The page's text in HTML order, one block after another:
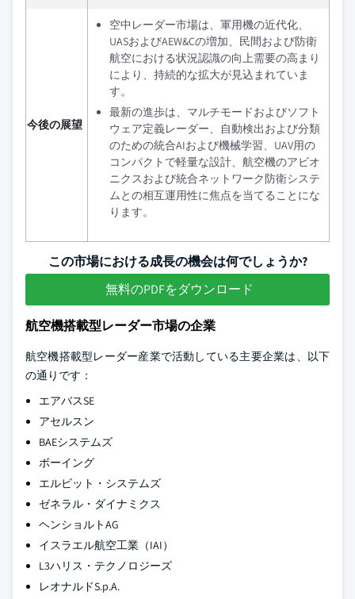
今後の展望
空中レーダー市場は、軍用機の近代化、
UASおよびAEW&Cの増加、民間および防衛
航空における状況認識の向上需要の高まり
により、持続的な拡大が見込まれていま
す。
最新の進歩は、マルチモードおよびソフト
ウェア定義レーダー、自動検出および分類
のための統合AIおよび機械学習、UAV用の
コンパクトで軽量な設計、航空機のアビオ
ニクスおよび統合ネットワーク防衛システ
ムとの相互運用性に焦点を当てることにな
ります。
この市場における成長の機会は何でしょうか?
無料のPDFをダウンロード
航空機搭載型レーダー市場の企業
航空機搭載型レーダー産業で活動している主要企業は、以下
の通りです：
エアバスSE
アセルスン
BAEシステムズ
ボーイング
エルビット・システムズ
ゼネラル・ダイナミクス
ヘンショルトAG
イスラエル航空工業（IAI）
L3ハリス・テクノロジーズ
レオナルドS.p.A.